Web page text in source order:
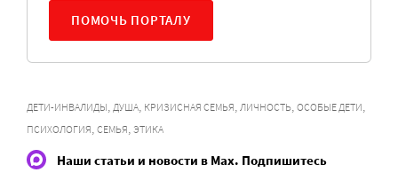
ПОМОЧЬ ПОРТАЛУ
ДЕТИ-ИНВАЛИДЫ, ДУША, КРИЗИСНАЯ СЕМЬЯ, ЛИЧНОСТЬ, ОСОБЫЕ ДЕТИ,
ПСИХОЛОГИЯ, СЕМЬЯ, ЭТИКА
Наши статьи и новости в Max. Подпишитесь